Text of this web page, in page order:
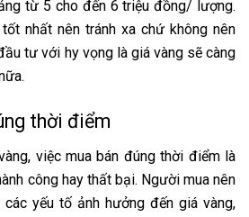
từ 5 cho đến 6 triệu đồng/ lượng.
nhất nên tránh xa chứ không nên
tư với hy vọng là giá vàng sẽ càng
thời điểm
việc mua bán đúng thời điểm là
công hay thất bại. Người mua nên
yếu tố ảnh hưởng đến giá vàng,